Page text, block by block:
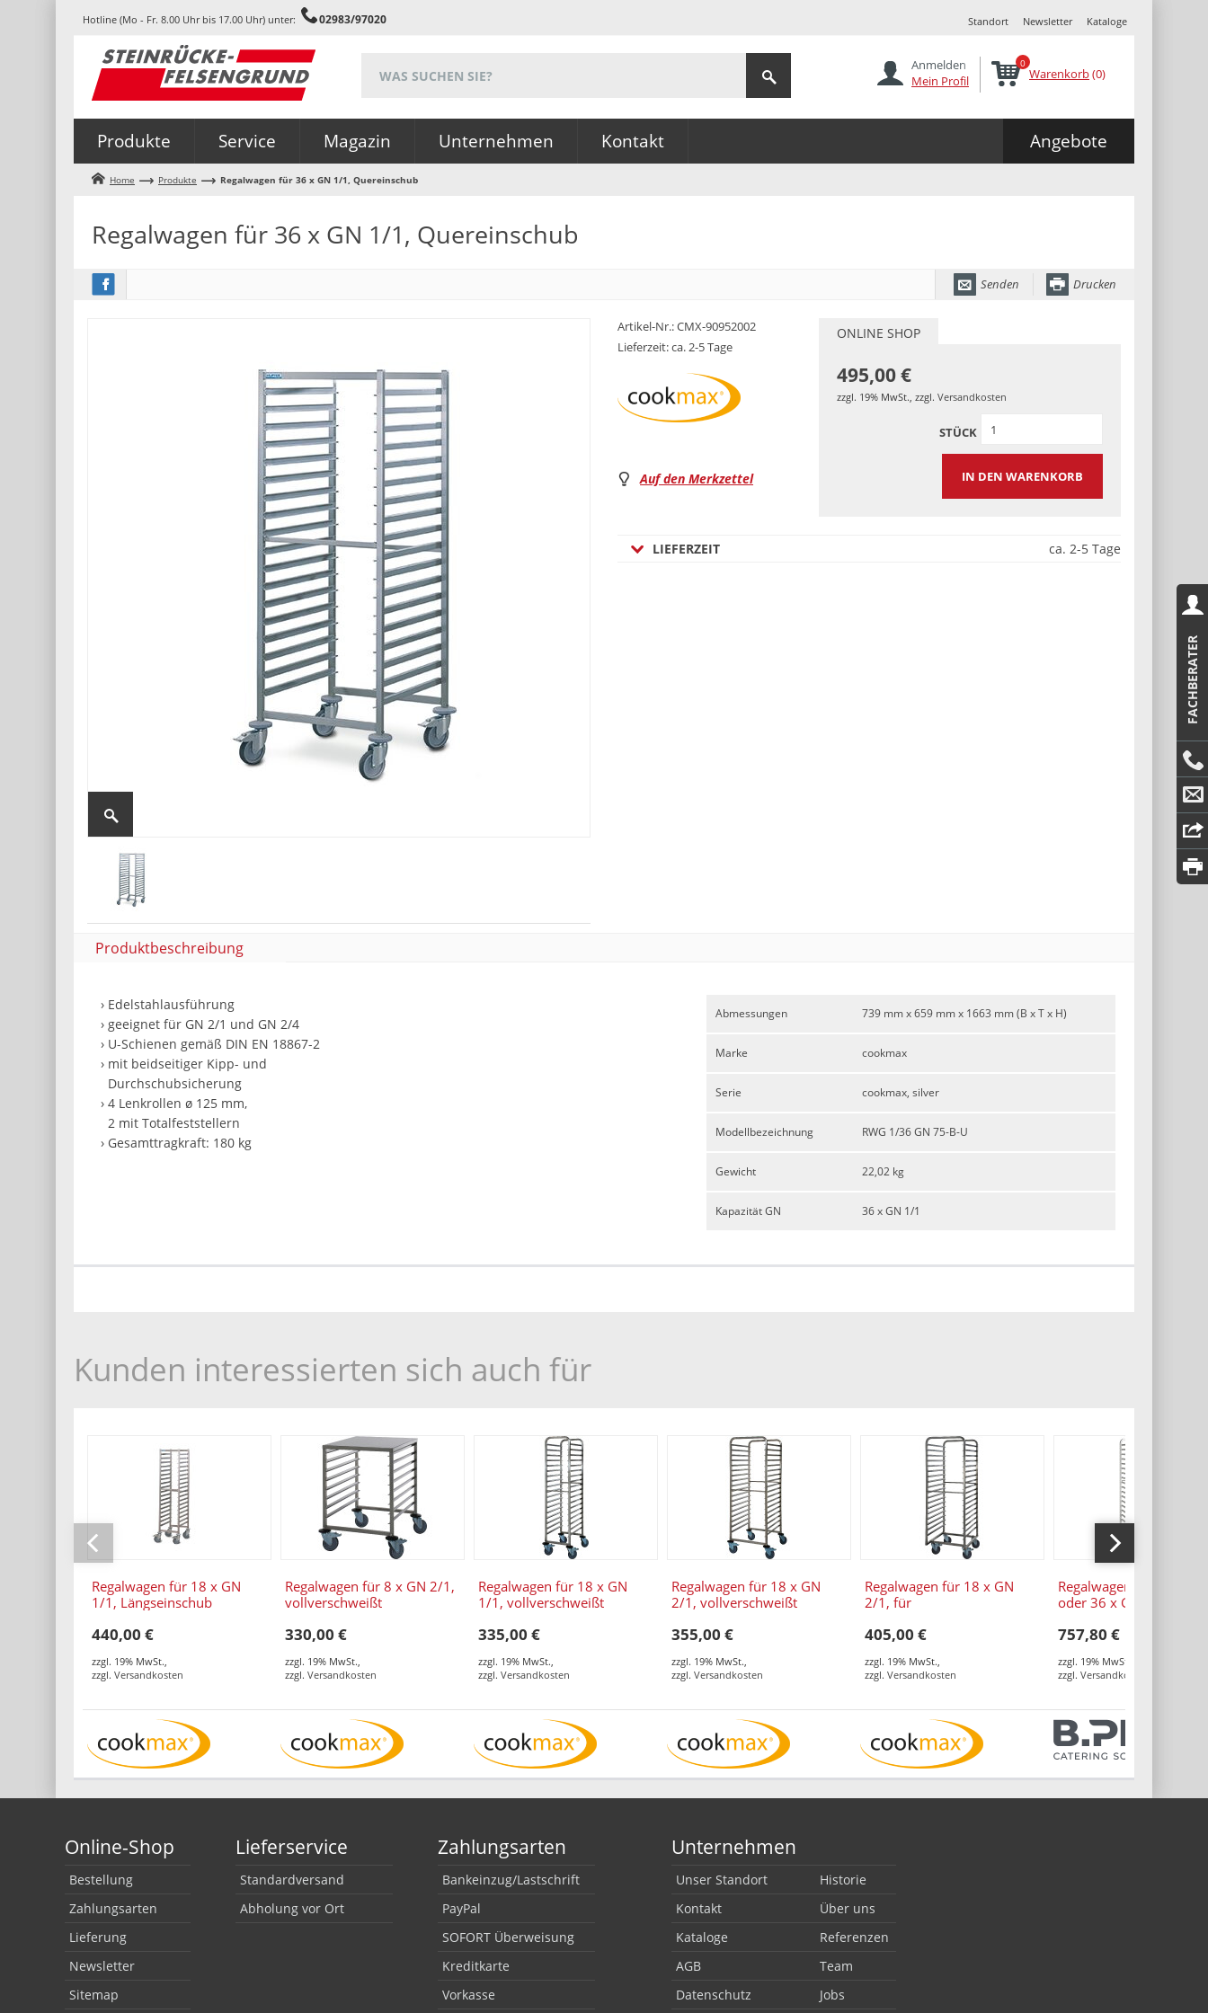
FACHBERATER
Hotline (Mo - Fr. 8.00 Uhr bis 17.00 Uhr) unter: 02983/97020 Standort Newsletter Kataloge
Anmelden
Mein Profil
Warenkorb(0)
0
Produkte Service Magazin Unternehmen Kontakt Angebote
Home Produkte Regalwagen für 36 x GN 1/1, Quereinschub
Regalwagen für 36 x GN 1/1, Quereinschub
Senden Drucken
Artikel-Nr.:CMX-90952002
Lieferzeit: ca. 2-5 Tage
Auf den Merkzettel
ONLINE SHOP
495,00 €
zzgl. 19% MwSt., zzgl. Versandkosten
STÜCK
IN DEN WARENKORB
LIEFERZEIT ca. 2-5 Tage
Produktbeschreibung
› Edelstahlausführung
› geeignet für GN 2/1 und GN 2/4
› U-Schienen gemäß DIN EN 18867-2
› mit beidseitiger Kipp- und
Durchschubsicherung
› 4 Lenkrollen ø 125 mm,
2 mit Totalfeststellern
› Gesamttragkraft: 180 kg
Abmessungen 739 mm x 659 mm x 1663 mm (B x T x H)
Marke cookmax
Serie cookmax, silver
Modellbezeichnung RWG 1/36 GN 75-B-U
Gewicht 22,02 kg
Kapazität GN 36 x GN 1/1
Kunden interessierten sich auch für
Regalwagen für 18 x GN
1/1, Längseinschub
440,00 €
zzgl. 19% MwSt.,
zzgl. Versandkosten
Regalwagen für 8 x GN 2/1,
vollverschweißt
330,00 €
zzgl. 19% MwSt.,
zzgl. Versandkosten
Regalwagen für 18 x GN
1/1, vollverschweißt
335,00 €
zzgl. 19% MwSt.,
zzgl. Versandkosten
Regalwagen für 18 x GN
2/1, vollverschweißt
355,00 €
zzgl. 19% MwSt.,
zzgl. Versandkosten
Regalwagen für 18 x GN
2/1, für
vollverschweisst
405,00 €
zzgl. 19% MwSt.,
zzgl. Versandkosten
Regalwagen 18 x GN 2/
oder 36 x GN 1/1 / mit
757,80 €
zzgl. 19% MwSt.
zzgl. Versandkosten
Online-Shop
Bestellung
Zahlungsarten
Lieferung
Newsletter
Sitemap
Lieferservice
Standardversand
Abholung vor Ort
Zahlungsarten
Bankeinzug/Lastschrift
PayPal
SOFORT Überweisung
Kreditkarte
Vorkasse
Unternehmen
Unser Standort
Historie
Kontakt
Über uns
Kataloge
Referenzen
AGB
Team
Datenschutz
Jobs